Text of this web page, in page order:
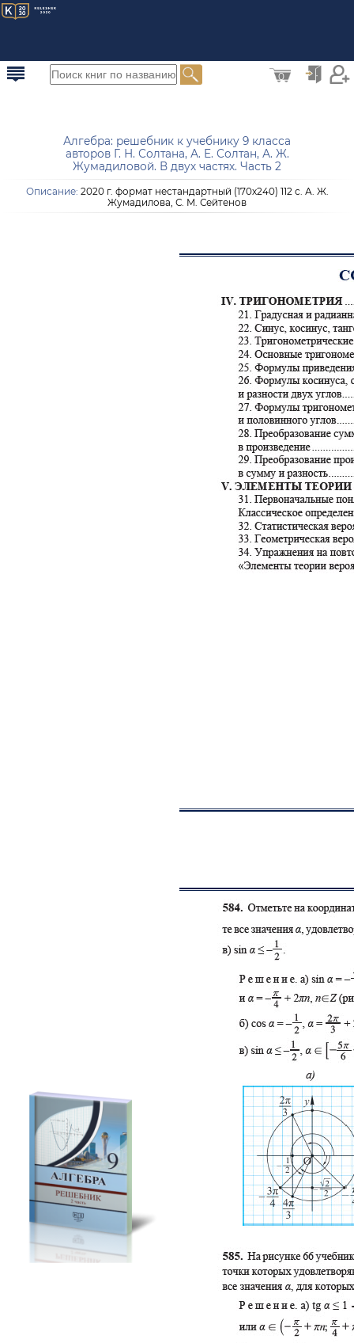
0
Алгебра: решебник к учебнику 9 класса
авторов Г. Н. Солтана, А. Е. Солтан, А. Ж.
Жумадиловой. В двух частях. Часть 2
Описание: 2020 г. формат нестандартный (170х240) 112 с. А. Ж.
Жумадилова, С. М. Сейтенов